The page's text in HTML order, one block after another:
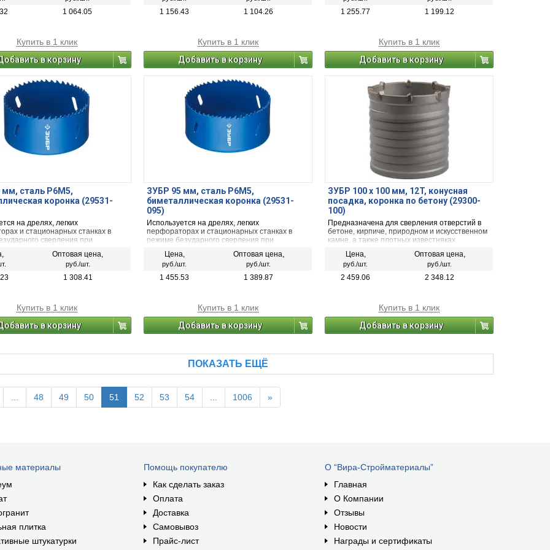
1 064.05
Купить в 1 клик
в корзину
1 156.43 1 104.26
Купить в 1 клик
Добавить в корзину
1 255.77 1 199.12
Купить в 1 клик
Добавить в корзину
мм, сталь Р6М5,
коронка (29531-
на дрелях, легких
и стационарных станках в
сверления при
и твёрдых пластмасс.
Оптовая цена,
руб./шт.
1 308.41
Купить в 1 клик
в корзину
ЗУБР 95 мм, сталь Р6М5,
биметаллическая коронка (29531-
095)
Используется на дрелях, легких
перфораторах и стационарных станках в
режиме безударного сверления при
гипсокартона и твёрдых пластмасс.
Цена,
руб./шт.
Оптовая цена,
руб./шт.
1 455.53 1 389.87
Купить в 1 клик
Добавить в корзину
ЗУБР 100 x 100 мм, 12T, конусная
посадка, коронка по бетону (29300-
100)
Предназначена для сверления отверстий в
бетоне, кирпиче, природном и искусственном
камне, а также плотных известняках.
мощностью не менее 850 Вт в режиме
ударного сверления.
Цена,
руб./шт.
Оптовая цена,
руб./шт.
2 459.06 2 348.12
Купить в 1 клик
Добавить в корзину
ПОКАЗАТЬ ЕЩЁ
48 49 50 51 52 53 54 1006 »
материалы
плитка
штукатурки
Помощь покупателю
Как сделать заказ
Оплата
Доставка
Самовывоз
Прайс-лист
О “Вира-Стройматериалы”
Главная
О Компании
Отзывы
Новости
Награды и сертификаты